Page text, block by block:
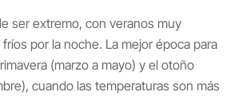
ser extremo, con veranos muy
por la noche. La mejor época para
(marzo a mayo) y el otoño
cuando las temperaturas son más